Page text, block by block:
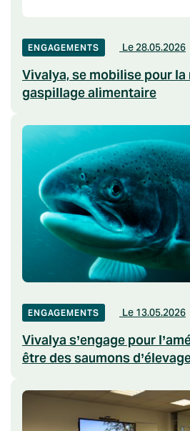
ENGAGEMENTS Le 28.05.2026
Vivalya, se mobilise pour
gaspillage alimentaire
ENGAGEMENTS Le 13.05.2026
Vivalya s’engage pour
être des saumons